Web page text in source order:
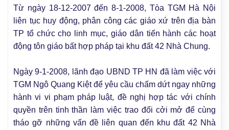
Từ ngày 18-12-2007 đến 8-1-2008, Tòa TGM Hà Nội
liên tục huy động, phân công các giáo xứ trên địa bàn
TP tổ chức cho linh mục, giáo dân tiến hành các hoạt
động tôn giáo bất hợp pháp tại khu đất 42 Nhà Chung.
Ngày 9-1-2008, lãnh đạo UBND TP HN đã làm việc với
TGM Ngô Quang Kiệt để yêu cầu chấm dứt ngay những
hành vi vi phạm pháp luật, đề nghị hợp tác với chính
quyền trên tinh thần làm việc trao đổi cởi mở để cùng
tháo gỡ những vấn đề liên quan đến khu đất 42 Nhà